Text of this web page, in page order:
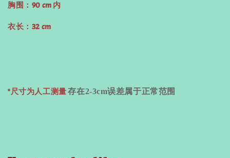
胸围：90 cm 内
衣长：32 cm
*尺寸为人工测量存在2-3cm误差属于正常范围